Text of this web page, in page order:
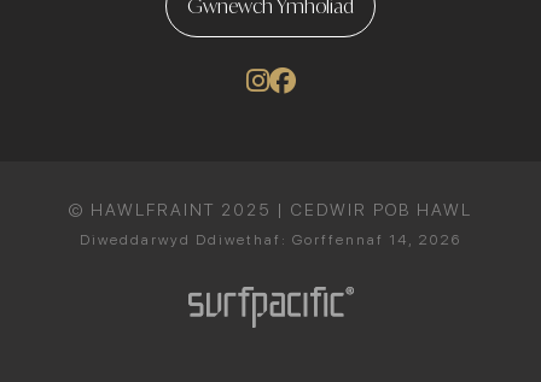
Gwnewch Ymholiad
© HAWLFRAINT 2025 | CEDWIR POB HAWL
Diweddarwyd Ddiwethaf: Gorffennaf 14, 2026